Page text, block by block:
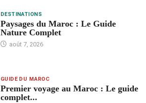
DESTINATIONS
Paysages du Maroc : Le Guide
Nature Complet
août 7, 2026
GUIDE DU MAROC
Premier voyage au Maroc : Le guide
complet...